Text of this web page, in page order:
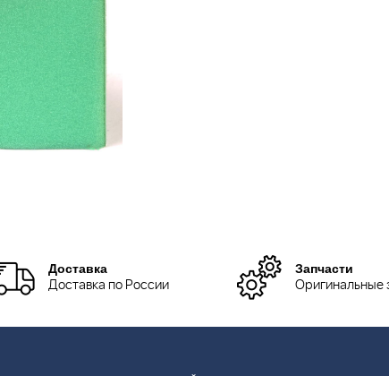
Доставка
Доставка по России
Запчасти
Оригинальные